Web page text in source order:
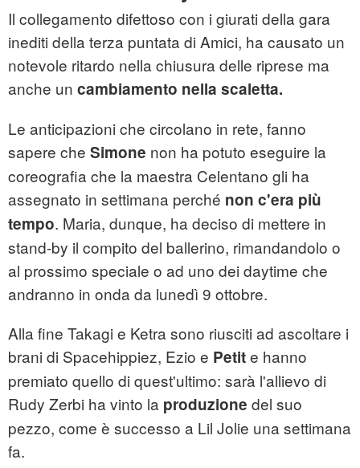
Il collegamento difettoso con i giurati della gara
inediti della terza puntata di Amici, ha causato un
notevole ritardo nella chiusura delle riprese ma
anche un cambiamento nella scaletta.
Le anticipazioni che circolano in rete, fanno
sapere che Simone non ha potuto eseguire la
coreografia che la maestra Celentano gli ha
assegnato in settimana perché non c'era più
tempo. Maria, dunque, ha deciso di mettere in
stand-by il compito del ballerino, rimandandolo o
al prossimo speciale o ad uno dei daytime che
andranno in onda da lunedì 9 ottobre.
Alla fine Takagi e Ketra sono riusciti ad ascoltare i
brani di Spacehippiez, Ezio e Petite hanno
premiato quello di quest'ultimo: sarà l'allievo di
Rudy Zerbi ha vinto la produzione del suo
pezzo, come è successo a Lil Jolie una settimana
fa.